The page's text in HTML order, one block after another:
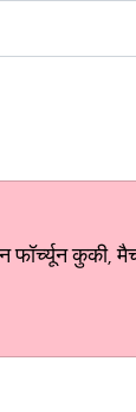
फॉर्च्यून कुकी,